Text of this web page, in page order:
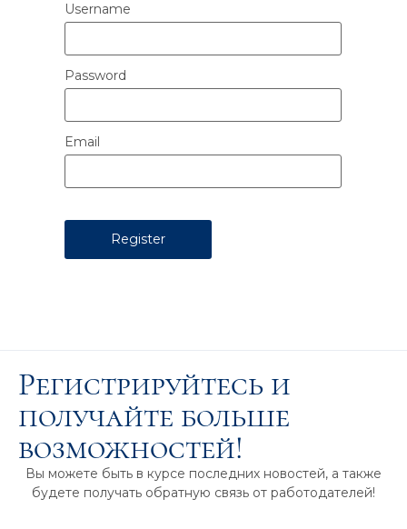
Username
Password
Email
Регистрируйтесь и
получайте больше
возможностей!
Вы можете быть в курсе последних новостей, а также
будете получать обратную связь от работодателей!